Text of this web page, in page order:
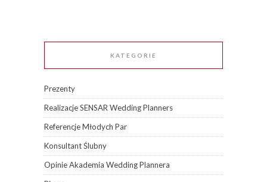
KATEGORIE
Prezenty
Realizacje SENSAR Wedding Planners
Referencje Młodych Par
Konsultant Ślubny
Opinie Akademia Wedding Plannera